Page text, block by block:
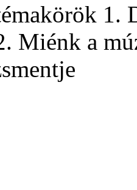
1.
Miénk a